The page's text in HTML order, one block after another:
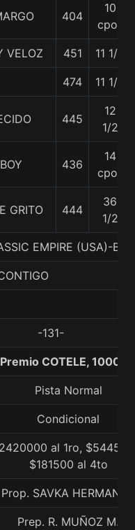
404
10
cpos
VELOZ 451 11 1/4
474 11 1/4
445
12
1/2
436
14
cpos
GRITO 444
36
1/2
EMPIRE (USA)-
-131-
COTELE, 1000
Pista Normal
Condicional
al 1ro,
$181500 al 4to
Prop. SAVKA HERMANOS
Prep. R. MUÑOZ M.